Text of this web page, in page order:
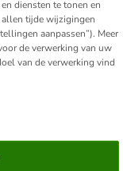
diensten te tonen en
allen tijde wijzigingen
aanpassen”). Meer
de verwerking van uw
van de verwerking vind